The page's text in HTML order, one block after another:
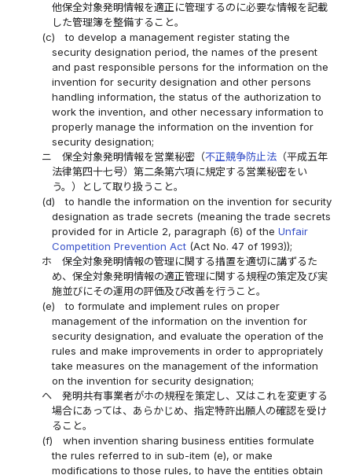
他保全対象発明情報を適正に管理するのに必要な情報を記載
した管理簿を整備すること。
(c)
to develop a management register stating the
security designation period, the names of the present
and past responsible persons for the information on the
invention for security designation and other persons
handling information, the status of the authorization to
work the invention, and other necessary information to
properly manage the information on the invention for
security designation;
ニ
保全対象発明情報を営業秘密（不正競争防止法（平成五年
法律第四十七号）第二条第六項に規定する営業秘密をい
う。）として取り扱うこと。
(d)
to handle the information on the invention for security
designation as trade secrets (meaning the trade secrets
provided for in Article 2, paragraph (6) of the Unfair
Competition Prevention Act(Act No. 47 of 1993));
ホ
保全対象発明情報の管理に関する措置を適切に講ずるた
め、保全対象発明情報の適正管理に関する規程の策定及び実
施並びにその運用の評価及び改善を行うこと。
(e)
to formulate and implement rules on proper
management of the information on the invention for
security designation, and evaluate the operation of the
rules and make improvements in order to appropriately
take measures on the management of the information
on the invention for security designation;
ヘ
発明共有事業者がホの規程を策定し、又はこれを変更する
場合にあっては、あらかじめ、指定特許出願人の確認を受け
ること。
(f)
when invention sharing business entities formulate
the rules referred to in sub-item (e), or make
modifications to those rules, to have the entities obtain